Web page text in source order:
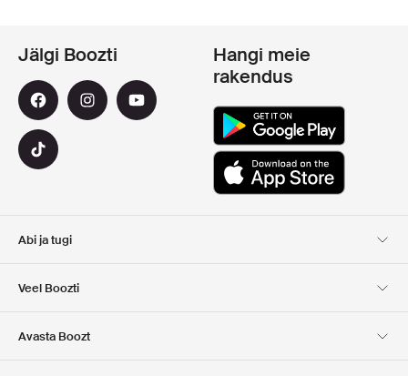
Abi ja tugi
Veel Boozti
Avasta Boozt
Jälgi Boozti
Hangi meie
rakendus